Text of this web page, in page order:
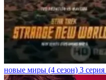
новые миры (4 сезон) 3 серия